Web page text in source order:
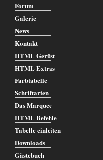
Forum
Galerie
News
Kontakt
HTML Gerüst
HTML Extras
Farbtabelle
Schriftarten
Das Marquee
HTML Befehle
Tabelle einleiten
Downloads
Gästebuch